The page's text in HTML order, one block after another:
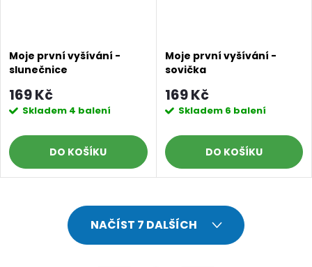
Moje první vyšívání -
slunečnice
169 Kč
Skladem 4 balení
DO KOŠÍKU
Moje první vyšívání -
sovička
169 Kč
Skladem 6 balení
DO KOŠÍKU
NAČÍST 7 DALŠÍCH